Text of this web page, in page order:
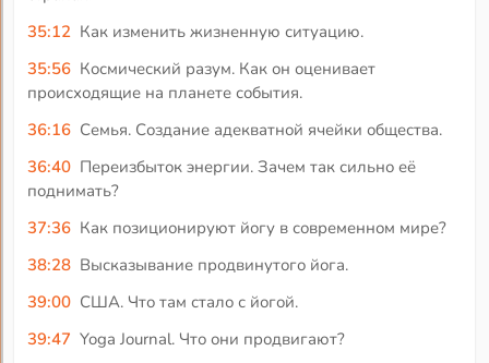
35:12 Как изменить жизненную ситуацию.
35:56 Космический разум. Как он оценивает
происходящие на планете события.
36:16 Семья. Создание адекватной ячейки общества.
36:40 Переизбыток энергии. Зачем так сильно её
поднимать?
37:36 Как позиционируют йогу в современном мире?
38:28 Высказывание продвинутого йога.
39:00 США. Что там стало с йогой.
39:47 Yoga Journal. Что они продвигают?